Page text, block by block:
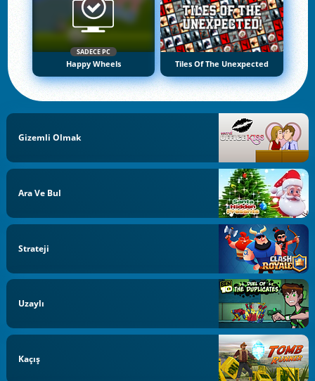
SADECE PC
Happy Wheels Tiles Of The Unexpected
Gizemli Olmak
Ara Ve Bul
Strateji
Uzaylı
Kaçış